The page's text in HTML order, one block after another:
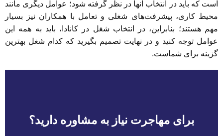
است که باید در انتخاب آنها در نظر گرفته شود؛ عوامل دیگری مانند
محیط کاری، پیشرفت‌های شغلی و تعامل با همکاران نیز بسیار
مهم هستند؛ بنابراین، در انتخاب شغل در کانادا، باید به همه این
عوامل توجه کنید و در نهایت تصمیم بگیرید که کدام شغل بهترین
گزینه برای شماست.
برای مهاجرت نیاز به مشاوره دارید؟